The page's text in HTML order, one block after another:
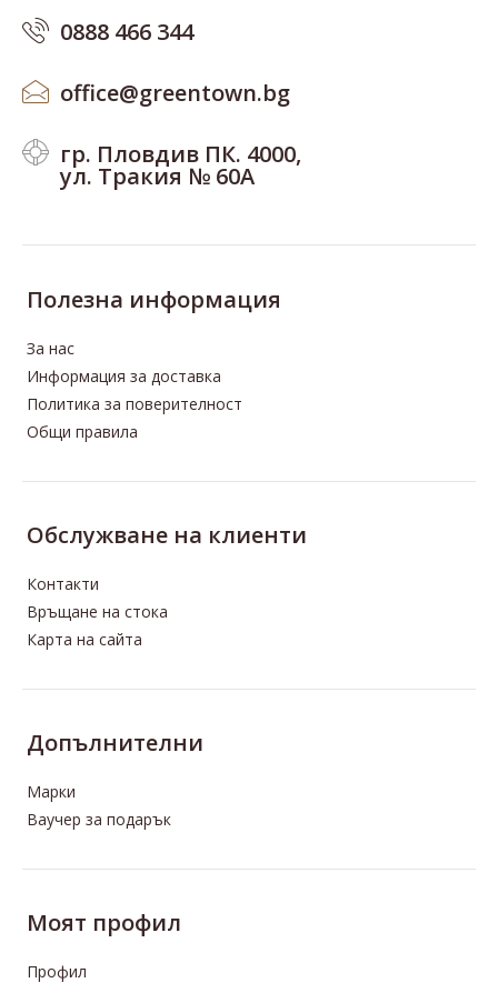
0888 466 344
office@greentown.bg
гр. Пловдив ПК. 4000,
ул. Тракия № 60А
Полезна информация
За нас
Информация за доставка
Политика за поверителност
Общи правила
Oбслужване на клиенти
Контакти
Връщане на стока
Карта на сайта
Допълнителни
Марки
Ваучер за подарък
Моят профил
Профил